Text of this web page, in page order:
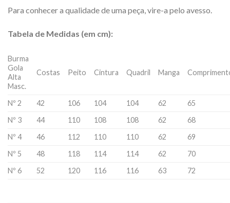
Para conhecer a qualidade de uma peça, vire-a pelo avesso.
Tabela de Medidas (em cm):
Burma
Gola
Alta
Masc.
Costas Peito Cintura Quadril Manga
Nº 2 42 106 104 104 62
65
Nº 3
44 110 108 108 62
68
Nº 4
46 112 110 110 62
69
Nº 5
48 118 114 114 62
70
Nº 6
52 120 116 116 63 72